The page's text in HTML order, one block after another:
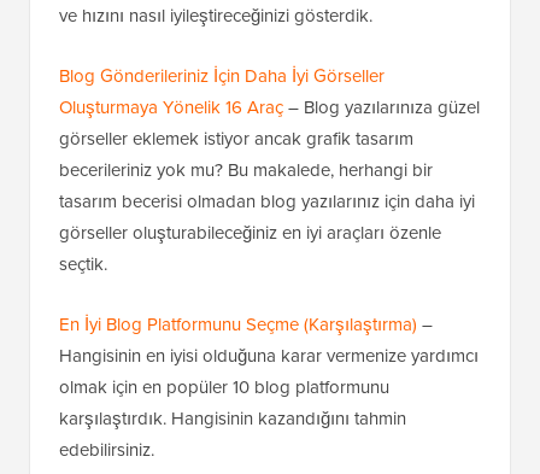
ve hızını nasıl iyileştireceğinizi gösterdik.
Blog Gönderileriniz İçin Daha İyi Görseller
Oluşturmaya Yönelik 16 Araç– Blog yazılarınıza güzel
görseller eklemek istiyor ancak grafik tasarım
becerileriniz yok mu? Bu makalede, herhangi bir
tasarım becerisi olmadan blog yazılarınız için daha iyi
görseller oluşturabileceğiniz en iyi araçları özenle
seçtik.
En İyi Blog Platformunu Seçme (Karşılaştırma) –
Hangisinin en iyisi olduğuna karar vermenize yardımcı
olmak için en popüler 10 blog platformunu
karşılaştırdık. Hangisinin kazandığını tahmin
edebilirsiniz.